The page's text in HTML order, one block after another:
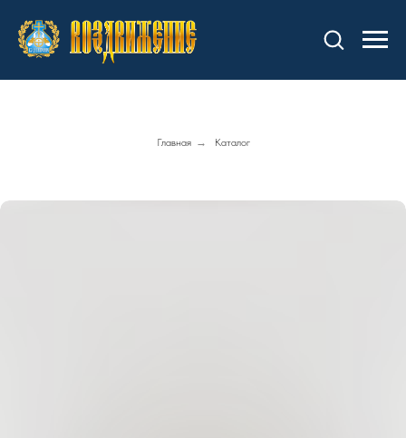
Главная → Каталог